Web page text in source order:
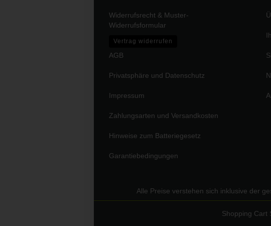
Widerrufsrecht & Muster-
Widerrufsformular
Vertrag widerrufen
AGB
Privatsphäre und Datenschutz
Impressum
Zahlungsarten und Versandkosten
Hinweise zum Batteriegesetz
Garantiebedingungen
Alle Preise verstehen sich inklusive der
Shopping Cart